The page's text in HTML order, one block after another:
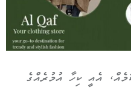
އެއީ ކިހާ އުމުރެއްގެ